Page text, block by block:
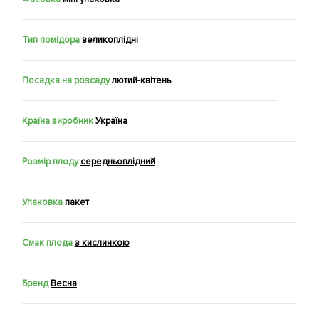
Тип помідоравеликоплідні
Посадка на розсаду лютий-квітень
Країна виробник Україна
Розмір плоду середньоплідний
Упаковкапакет
Смак плодаз кислинкою
Бренд Весна